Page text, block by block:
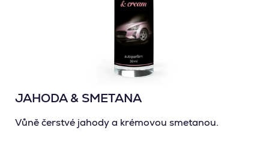
JAHODA & SMETANA
Vůně čerstvé jahody a krémovou smetanou.